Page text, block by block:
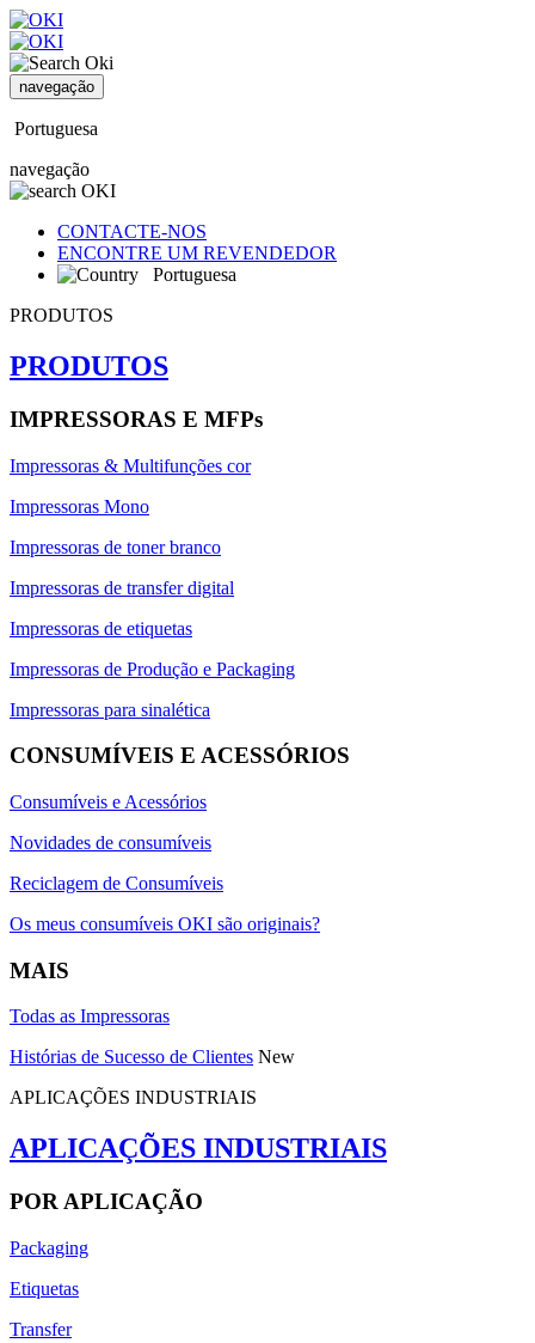
navegação
Portuguesa
navegação
CONTACTE-NOS
ENCONTRE UM REVENDEDOR
Portuguesa
PRODUTOS
PRODUTOS
IMPRESSORAS E MFPs
Impressoras & Multifunções cor
Impressoras Mono
Impressoras de toner branco
Impressoras de transfer digital
Impressoras de etiquetas
Impressoras de Produção e Packaging
Impressoras para sinalética
CONSUMÍVEIS E ACESSÓRIOS
Consumíveis e Acessórios
Novidades de consumíveis
Reciclagem de Consumíveis
Os meus consumíveis OKI são originais?
MAIS
Todas as Impressoras
Histórias de Sucesso de Clientes New
APLICAÇÕES INDUSTRIAIS
APLICAÇÕES INDUSTRIAIS
POR APLICAÇÃO
Packaging
Etiquetas
Transfer